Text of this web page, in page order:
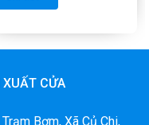
XUẤT CỬA
Bơm, Xã Củ Chi,